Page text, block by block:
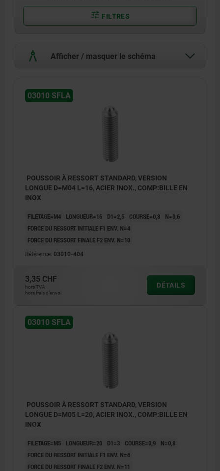
FILTRES
Afficher / masquer le schéma
03010 SFLA
POUSSOIR À RESSORT STANDARD, VERSION
LONGUE D=M04 L=16, ACIER INOX., COMP:BILLE EN
INOX
FILETAGE=M4 LONGUEUR=16 D1=2,5 COURSE=0,8
N=0,6
FORCE DU RESSORT INITIALE F1 ENV. N=4
FORCE DU RESSORT FINALE F2 ENV. N=10
Référence: 03010-404
3,35 CHF
hors TVA
hors frais d’envoi
DÉTAILS
03010 SFLA
POUSSOIR À RESSORT STANDARD, VERSION
LONGUE D=M05 L=20, ACIER INOX., COMP:BILLE EN
INOX
FILETAGE=M5 LONGUEUR=20 D1=3 COURSE=0,9
N=0,8
FORCE DU RESSORT INITIALE F1 ENV. N=6
FORCE DU RESSORT FINALE F2 ENV. N=11